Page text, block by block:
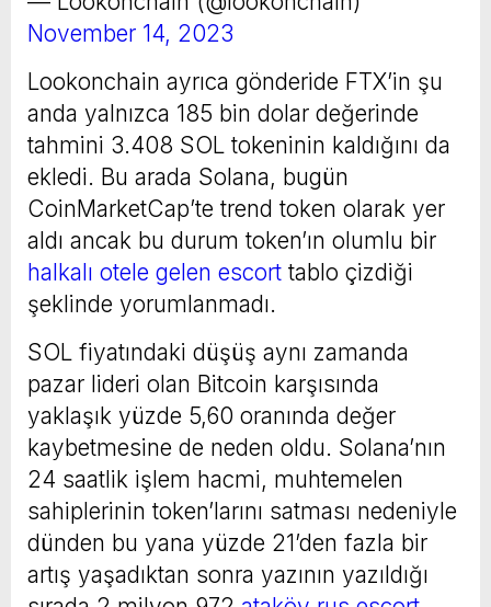
November 14, 2023
Lookonchain ayrıca gönderide FTX’in şu
anda yalnızca 185 bin dolar değerinde
tahmini 3.408 SOL tokeninin kaldığını da
ekledi. Bu arada Solana, bugün
CoinMarketCap’te trend token olarak yer
aldı ancak bu durum token’ın olumlu bir
halkalı otele gelen escort tablo çizdiği
şeklinde yorumlanmadı.
SOL fiyatındaki düşüş aynı zamanda
pazar lideri olan Bitcoin karşısında
yaklaşık yüzde 5,60 oranında değer
kaybetmesine de neden oldu. Solana’nın
24 saatlik işlem hacmi, muhtemelen
sahiplerinin token’larını satması nedeniyle
dünden bu yana yüzde 21’den fazla bir
artış yaşadıktan sonra yazının yazıldığı